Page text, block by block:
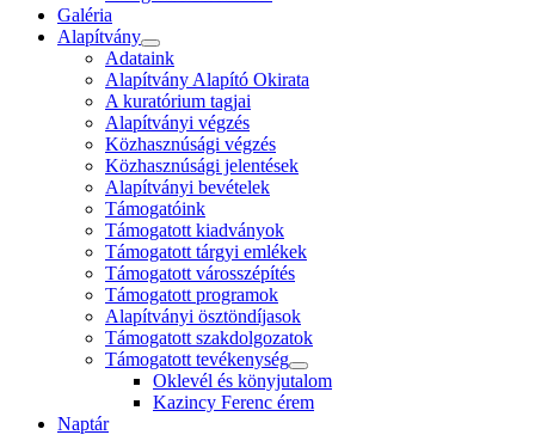
Galéria
Alapítvány
Adataink
Alapítvány Alapító Okirata
A kuratórium tagjai
Alapítványi végzés
Közhasznúsági végzés
Közhasznúsági jelentések
Alapítványi bevételek
Támogatóink
Támogatott kiadványok
Támogatott tárgyi emlékek
Támogatott városszépítés
Támogatott programok
Alapítványi ösztöndíjasok
Támogatott szakdolgozatok
Támogatott tevékenység
Oklevél és könyjutalom
Kazincy Ferenc érem
Naptár